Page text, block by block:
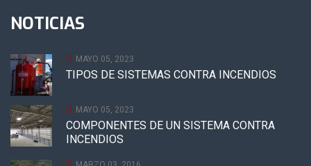
NOTICIAS
MAYO 05, 2023
TIPOS DE SISTEMAS CONTRA INCENDIOS
MAYO 05, 2023
COMPONENTES DE UN SISTEMA CONTRA
INCENDIOS